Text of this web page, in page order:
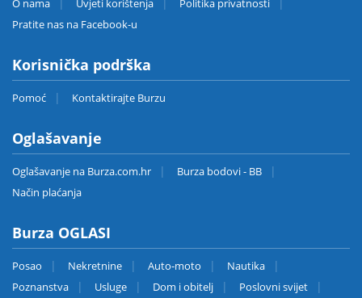
O nama Uvjeti korištenja
Politika privatnosti
Pratite nas na Facebook-u
Korisnička podrška
Pomoć Kontaktirajte Burzu
Oglašavanje
Oglašavanje na Burza.com.hr
Burza bodovi - BB
Način plaćanja
Burza OGLASI
Posao Nekretnine Auto-moto
Nautika
Poznanstva
Usluge Dom i obitelj Poslovni svijet